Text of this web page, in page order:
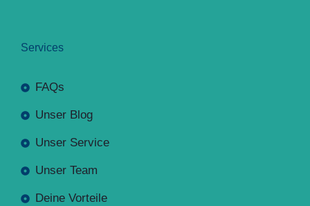
Services
FAQs
Unser Blog
Unser Service
Unser Team
Deine Vorteile